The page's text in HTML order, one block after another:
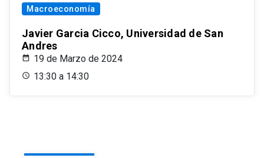
Macroeconomía
Javier Garcia Cicco, Universidad de San
Andres
19 de Marzo de 2024
13:30 a 14:30